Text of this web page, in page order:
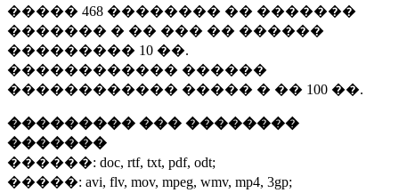
����� 468 �������� �� �������
������� � �� ��� �� ������
��������� 10 ��.
������������ ������
������������ ����� � �� 100 ��.
��������� ��� ��������
�������
������: doc, rtf, txt, pdf, odt;
�����: avi, flv, mov, mpeg, wmv, mp4, 3gp;